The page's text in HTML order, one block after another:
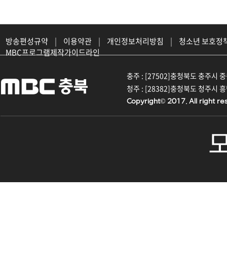
방송편성규약 | 이용약관 | 개인정보처리방침 |
청소년 보호정
MBC프로그램제작가이드라인
충주 : [27502]충청북도 충주시
청주 : [28382]충청북도 청주시
Copyright© 2017. All right